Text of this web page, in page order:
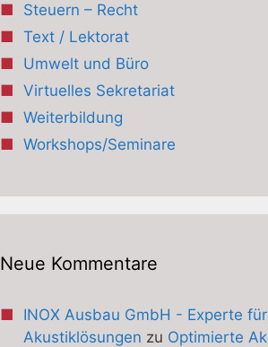
Steuern – Recht
Text / Lektorat
Umwelt und Büro
Virtuelles Sekretariat
Weiterbildung
Workshops/Seminare
Neue Kommentare
INOX Ausbau GmbH - Experte für
Akustiklösungen zu Optimierte